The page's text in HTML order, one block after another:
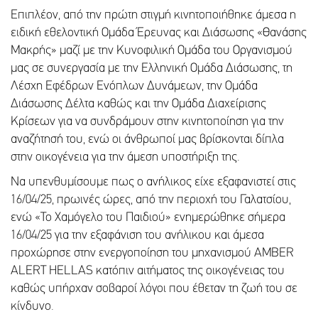
Επιπλέον, από την πρώτη στιγμή κινητοποιήθηκε άμεσα η
ειδική εθελοντική Ομάδα Έρευνας και Διάσωσης «Θανάσης
Μακρής» μαζί με την Κυνοφιλική Ομάδα του Οργανισμού
μας σε συνεργασία με την Ελληνική Ομάδα Διάσωσης, τη
Λέσχη Εφέδρων Ενόπλων Δυνάμεων, την Ομάδα
Διάσωσης Δέλτα καθώς και την Ομάδα Διαχείρισης
Κρίσεων για να συνδράμουν στην κινητοποίηση για την
αναζήτησή του, ενώ οι άνθρωποί μας βρίσκονται δίπλα
στην οικογένεια για την άμεση υποστήριξη της.
Να υπενθυμίσουμε πως ο ανήλικος είχε εξαφανιστεί στις
16/04/25, πρωινές ώρες, από την περιοχή του Γαλατσίου,
ενώ «Το Χαμόγελο του Παιδιού» ενημερώθηκε σήμερα
16/04/25 για την εξαφάνιση του ανήλικου και άμεσα
προχώρησε στην ενεργοποίηση του μηχανισμού AMBER
ALERT HELLAS κατόπιν αιτήματος της οικογένειας του
καθώς υπήρχαν σοβαροί λόγοι που έθεταν τη ζωή του σε
κίνδυνο.